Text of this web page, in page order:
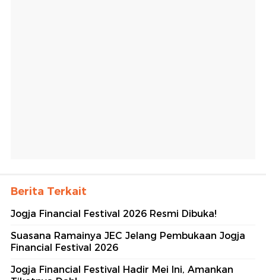
Berita Terkait
Jogja Financial Festival 2026 Resmi Dibuka!
Suasana Ramainya JEC Jelang Pembukaan Jogja
Financial Festival 2026
Jogja Financial Festival Hadir Mei Ini, Amankan